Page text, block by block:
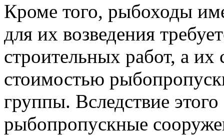
Кроме того, рыбоходы
для их возведения
строительных работ, а их
стоимостью
группы. Вследствие
рыбопропускные